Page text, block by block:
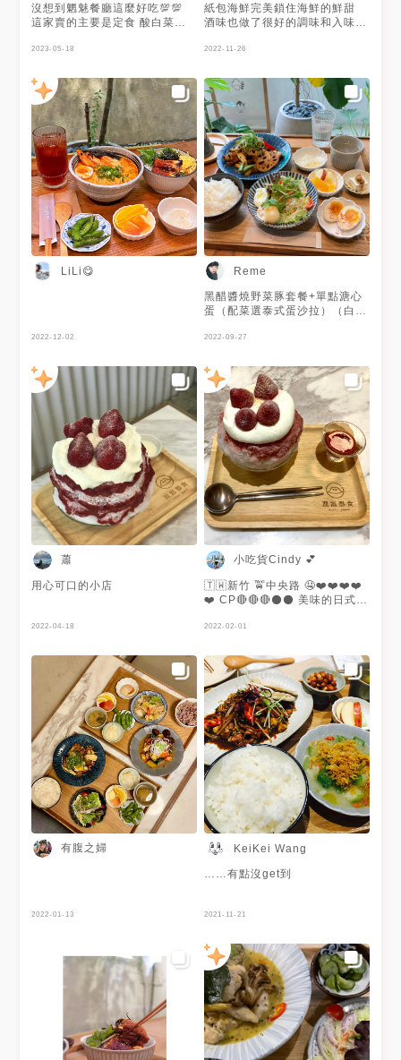
沒想到魍魅餐廳這麼好吃💯💯
這家賣的主要是定食 酸白菜松
的好好吃 湯喝起來甘甜 還貼心
👍
2023-05-18
紙包海鮮完美鎖住海鮮的鮮甜
酒味也做了很好的調味和入味
於下飯的搭配 配菜可以選擇莎
2022-11-26
LiLi😋
2022-12-02
Reme
黑醋醬燒野菜豚套餐+單點溏心
蛋（配菜選泰式蛋沙拉）（白飯
是炸的，比較難咬）
2022-09-27
蕭
用心可口的小店
2022-04-18
小吃貨Cindy 💕
🇹🇼新竹 🚖中央路 🤤❤️❤️❤️❤️
❤️ CP🔴🔴🔴⚫️⚫️ 美味的日式風
味跟黑唐揚雞 冰品也不賴 布丁
2022-02-01
有腹之婦
2022-01-13
KeiKei Wang
……有點沒get到
2021-11-21